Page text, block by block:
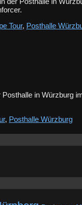
Tour, Posthalle
in Würzburg
, Posthalle Würzburg